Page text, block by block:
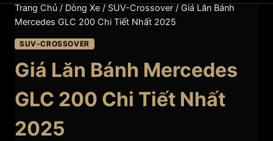
menu
menu
Trang Chủ / Dòng Xe / SUV-Crossover / Giá Lăn Bánh
Mercedes GLC 200 Chi Tiết Nhất 2025
SUV-CROSSOVER
Giá Lăn Bánh Mercedes
GLC 200 Chi Tiết Nhất
2025